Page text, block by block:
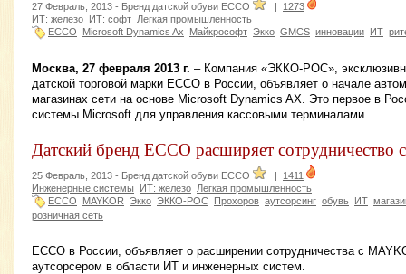
27 Февраль, 2013 - Бренд датской обуви ECCO | 1273
ИТ: железо ИТ: софт Легкая промышленность
ECCO
Microsoft Dynamics Ax Майкрософт Экко GMCS инновации ИТ
Москва, 27 февраля 2013 г. – Компания «ЭККО-РОС»,
датской торговой марки ЕССО в России, объявляет о начале
магазинах сети на основе Microsoft Dynamics AX. Это первое в
системы Microsoft для управления кассовыми терминалами.
Датский бренд ЕССО расширяет сотрудничество
25 Февраль, 2013 - Бренд датской обуви ECCO
1411
Инженерные системы
ИТ: железо Легкая промышленность
ECCO
MAYKOR Экко ЭККО-РОС Прохоров аутсорсинг обувь ИТ
розничная сеть
ЕССО в России, объявляет о расширении сотрудничества с
аутсорсером в области ИТ и инженерных систем.